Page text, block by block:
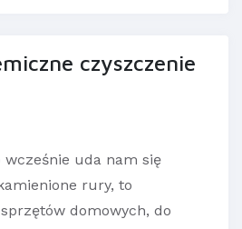
czyszczenie
wcześnie uda nam się
rury, to
domowych, do